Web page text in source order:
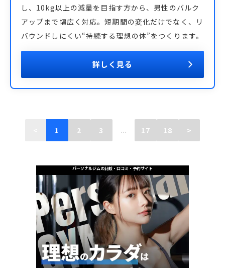
し、10kg以上の減量を目指す方から、男性のバルク
アップまで幅広く対応。短期間の変化だけでなく、リ
バウンドしにくい“持続する理想の体”をつくります。
詳しく見る
1 2 3 ... 17 18 >
パーソナルジムの比較・口コミ・予約サイト